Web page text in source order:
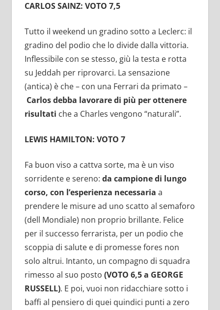
CARLOS SAINZ: VOTO 7,5
Tutto il weekend un gradino sotto a Leclerc: il
gradino del podio che lo divide dalla vittoria.
Inflessibile con se stesso, giù la testa e rotta
su Jeddah per riprovarci. La sensazione
(antica) è che – con una Ferrari da primato –
Carlos debba lavorare di più per ottenere
risultati che a Charles vengono “naturali”.
LEWIS HAMILTON: VOTO 7
Fa buon viso a cattva sorte, ma è un viso
sorridente e sereno: da campione di lungo
corso, con l’esperienza necessaria a
prendere le misure ad uno scatto al semaforo
(dell Mondiale) non proprio brillante. Felice
per il successo ferrarista, per un podio che
scoppia di salute e di promesse fores non
solo altrui. Intanto, un compagno di squadra
rimesso al suo posto (VOTO 6,5 a GEORGE
RUSSELL). E poi, vuoi non ridacchiare sotto i
baffi al pensiero di quei quindici punti a zero